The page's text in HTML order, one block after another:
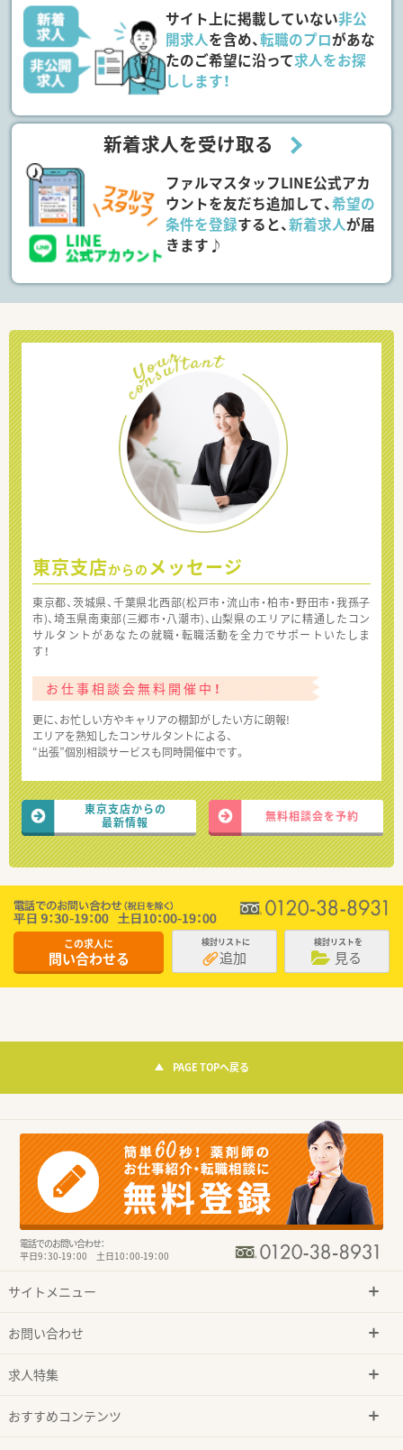
サイト上に掲載していない非公
開求人を含め、転職のプロがあな
たのご希望に沿って求人をお探
しします！
新着求人を受け取る
ファルマスタッフLINE公式アカ
ウントを友だち追加して、希望の
条件を登録すると、新着求人が届
きます♪
東京支店からの メッセージ
東京都、茨城県、千葉県北西部(松戸市・流山市・柏市・野田市・我孫子
市)、埼玉県南東部(三郷市・八潮市)、山梨県のエリアに精通したコン
サルタントがあなたの就職・転職活動を全力でサポートいたしま
す！
お仕事相談会無料開催中！
更に、お忙しい方やキャリアの棚卸がしたい方に朗報!
エリアを熟知したコンサルタントによる、
“出張”個別相談サービスも同時開催中です。
東京支店からの
最新情報
無料相談会を予約
この求人に
問い合わせる
検討リストに
追加
検討リストを
見る
PAGE TOPへ戻る
電話でのお問い合わせ：
平日9：30-19：00 土日10：00-19：00
サイトメニュー
お問い合わせ
求人特集
おすすめコンテンツ